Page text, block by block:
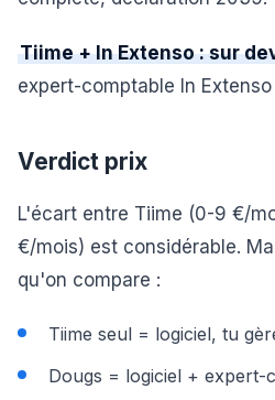
Tiime + In Extenso : sur
expert-comptable In
Verdict prix
L'écart entre Tiime (0-9 €/
€/mois) est considérable.
qu'on compare :
Tiime seul = logiciel, tu
Dougs = logiciel + expert-